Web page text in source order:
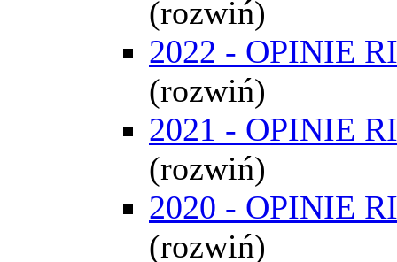
(rozwiń)
2022 - OPINIE
(rozwiń)
2021 - OPINIE
(rozwiń)
2020 - OPINIE
(rozwiń)